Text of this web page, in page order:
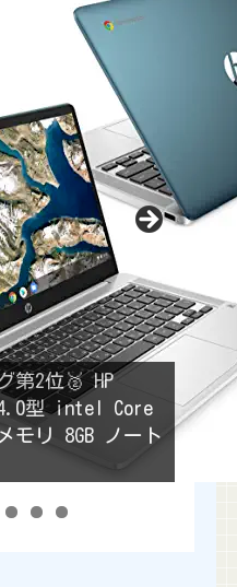
第2位🥈 HP
14.0型 intel Core
モリ 8GB ノート
第3位🥉ASUS
グレー 11.6型
ートパソコン